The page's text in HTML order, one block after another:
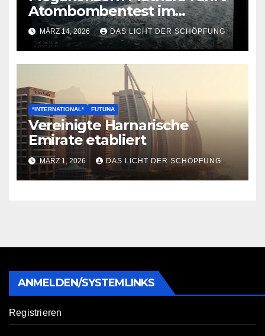
Atombombentest im
Nordanik durch
MÄRZ 14, 2026 DAS LICHT DER SCHÖPFUNG
*INTERNATIONAL* FUTUNA
Vereinigte Harnarische
Emirate etabliert
MÄRZ 1, 2026 DAS LICHT DER SCHÖPFUNG
ANMELDEN/SYSTEMLINKS
Registrieren